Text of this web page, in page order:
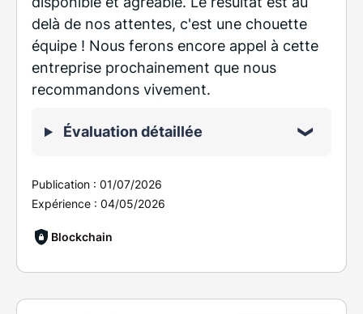
delà de nos attentes, c'est une chouette
équipe ! Nous ferons encore appel à cette
entreprise prochainement que nous
recommandons vivement.
Évaluation détaillée
Publication : 01/07/2026
Expérience : 04/05/2026
Blockchain